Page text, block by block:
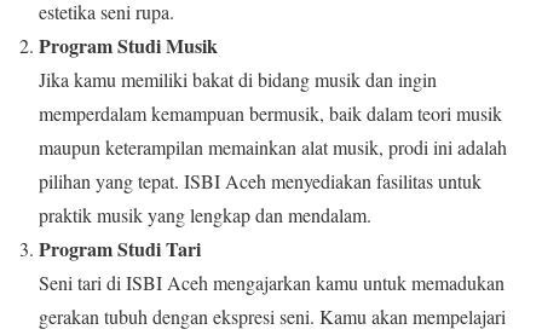
estetika seni rupa.
Program Studi Musik
Jika kamu memiliki bakat di bidang musik dan ingin
memperdalam kemampuan bermusik, baik dalam teori musik
maupun keterampilan memainkan alat musik, prodi ini adalah
pilihan yang tepat. ISBI Aceh menyediakan fasilitas untuk
praktik musik yang lengkap dan mendalam.
Program Studi Tari
Seni tari di ISBI Aceh mengajarkan kamu untuk memadukan
gerakan tubuh dengan ekspresi seni. Kamu akan mempelajari